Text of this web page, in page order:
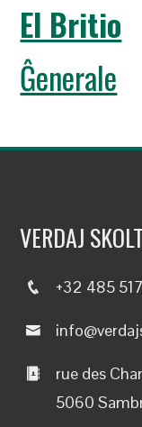
El Britio
Ĝenerale
VERDAJ
+32 485
rue des
5060